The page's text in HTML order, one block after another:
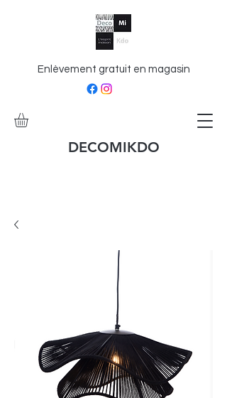
DECOMIKDO
Enlèvement gratuit en magasin